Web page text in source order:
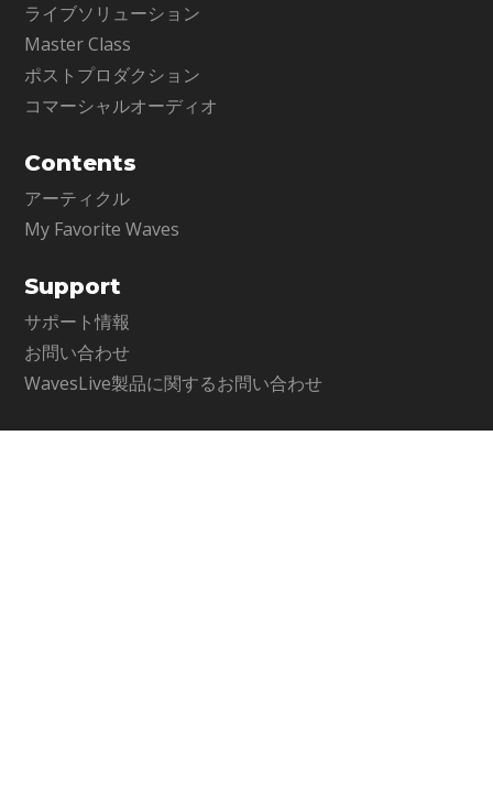
ライブソリューション
Master Class
ポストプロダクション
コマーシャルオーディオ
Contents
アーティクル
My Favorite Waves
Support
サポート情報
お問い合わせ
WavesLive製品に関するお問い合わせ